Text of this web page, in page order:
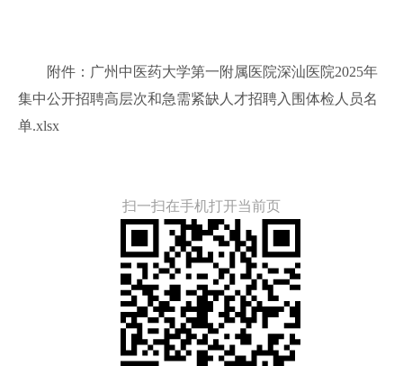
附件：广州中医药大学第一附属医院深汕医院2025年
集中公开招聘高层次和急需紧缺人才招聘入围体检人员名
单.xlsx
扫一扫在手机打开当前页